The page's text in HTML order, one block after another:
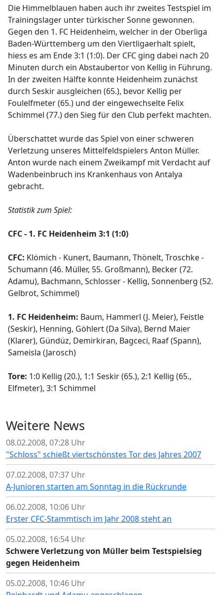
Die Himmelblauen haben auch ihr zweites Testspiel im
Trainingslager unter türkischer Sonne gewonnen.
Gegen den 1. FC Heidenheim, welcher in der Oberliga
Baden-Württemberg um den Viertligaerhalt spielt,
hiess es am Ende 3:1 (1:0). Der CFC ging dabei nach 20
Minuten durch ein Abstaubertor von Kellig in Führung.
In der zweiten Hälfte konnte Heidenheim zunächst
durch Seskir ausgleichen (65.), bevor Kellig per
Foulelfmeter (65.) und der eingewechselte Felix
Schimmel (77.) den Sieg für den Club perfekt machten.
Überschattet wurde das Spiel von einer schweren
Verletzung unseres Mittelfeldspielers Anton Müller.
Anton wurde nach einem Zweikampf mit Verdacht auf
Wadenbeinbruch ins Krankenhaus von Antalya
gebracht.
Statistik zum Spiel:
CFC - 1. FC Heidenheim 3:1 (1:0)
CFC: Klömich - Kunert, Baumann, Thönelt, Troschke -
Schumann (46. Müller, 55. Großmann), Becker (72.
Adamu), Bachmann, Schlosser - Kellig, Sonnenberg (52.
Gelbrot, Schimmel)
1. FC Heidenheim: Baum, Hammerl (J. Meier), Feistle
(Seskir), Henning, Göhlert (Da Silva), Bernd Maier
(Klarer), Gündüz, Demirkiran, Bagceci, Raaf (Spann),
Sameisla (Jarosch)
Tore: 1:0 Kellig (20.), 1:1 Seskir (65.), 2:1 Kellig (65.,
Elfmeter), 3:1 Schimmel
Weitere News
08.02.2008, 07:28 Uhr
"Schloss" schießt viertschönstes Tor des Jahres 2007
07.02.2008, 07:37 Uhr
A-Junioren starten am Sonntag in die Rückrunde
06.02.2008, 10:06 Uhr
Erster CFC-Stammtisch im Jahr 2008 steht an
05.02.2008, 16:54 Uhr
Schwere Verletzung von Müller beim Testspielsieg
gegen Heidenheim
05.02.2008, 10:46 Uhr